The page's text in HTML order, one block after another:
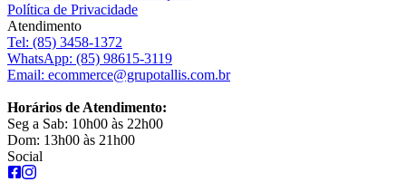
Política de Privacidade
Atendimento
Tel: (85) 3458-1372
WhatsApp: (85) 98615-3119
Email: ecommerce@grupotallis.com.br
Horários de Atendimento:
Seg a Sab: 10h00 às 22h00
Dom: 13h00 às 21h00
Social